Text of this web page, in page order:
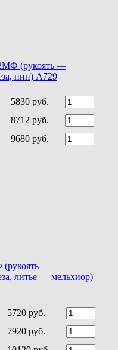
(рукоять —
пин) A729
5830 руб.
8712 руб.
9680 руб.
(рукоять —
литье — мельхиор)
5720 руб.
7920 руб.